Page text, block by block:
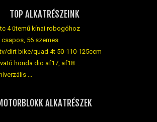
TOP ALKATRÉSZEINK
4 ütemű kínai robogóhoz
csapos, 56 szemes
dirt bike/quad 4t 50-110-125ccm
honda dio af17, af18 ...
...
ALKATRÉSZEK